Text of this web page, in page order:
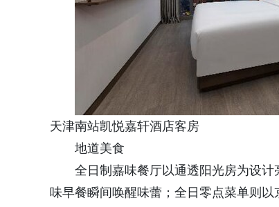
天津南站凯悦嘉轩酒店客房
地道美食
全日制嘉味餐厅以通透阳光房为设
味早餐瞬间唤醒味蕾；全日零点菜单则